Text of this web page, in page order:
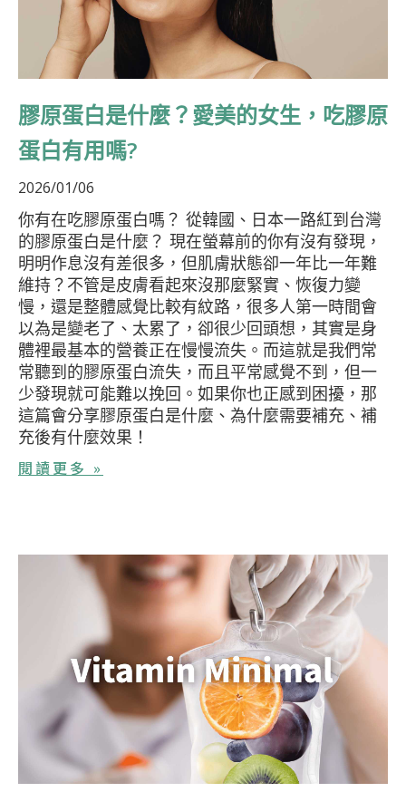
膠原蛋白是什麼？愛美的女生，吃膠原
蛋白有用嗎?
2026/01/06
你有在吃膠原蛋白嗎？ 從韓國、日本一路紅到台灣
的膠原蛋白是什麼？ 現在螢幕前的你有沒有發現，
明明作息沒有差很多，但肌膚狀態卻一年比一年難
維持？不管是皮膚看起來沒那麼緊實、恢復力變
慢，還是整體感覺比較有紋路，很多人第一時間會
以為是變老了、太累了，卻很少回頭想，其實是身
體裡最基本的營養正在慢慢流失。而這就是我們常
常聽到的膠原蛋白流失，而且平常感覺不到，但一
少發現就可能難以挽回。如果你也正感到困擾，那
這篇會分享膠原蛋白是什麼、為什麼需要補充、補
充後有什麼效果！
閱讀更多 »